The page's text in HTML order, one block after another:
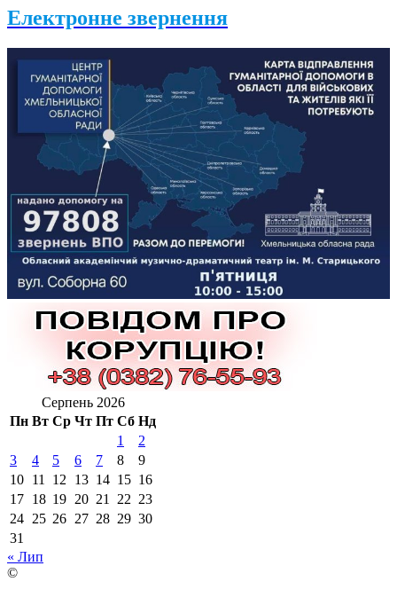
Електронне звернення
Серпень 2026
Пн Вт Ср Чт Пт Сб Нд
1
2
3
4 5 6 7 8
9
10 11 12 13 14 15 16
17 18 19 20 21 22 23
24 25 26 27 28 29 30
31
« Лип
©